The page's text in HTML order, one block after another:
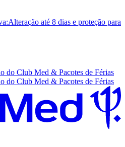
Alteração até 8 dias e proteção para
do Club Med & Pacotes de Férias
do Club Med & Pacotes de Férias